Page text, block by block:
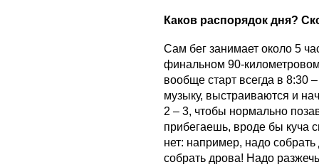
Каков распорядок дня?
Сам бег занимает около 5
финальном 90-
вообще старт всегда в 8:30
музыку, выстраиваются и
2 – 3, чтобы нормально
прибегаешь, вроде бы куча
нет: например, надо
собрать дрова! Надо